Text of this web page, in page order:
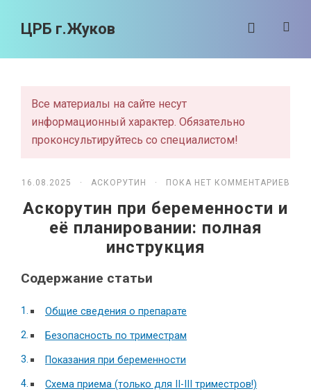
ЦРБ г.Жуков
Все материалы на сайте несут
информационный характер. Обязательно
проконсультируйтесь со специалистом!
16.08.2025 · АСКОРУТИН · ПОКА НЕТ КОММЕНТАРИЕВ
Аскорутин при беременности и
её планировании: полная
инструкция
Содержание статьи
Общие сведения о препарате
Безопасность по триместрам
Показания при беременности
Схема приема (только для II-III триместров!)